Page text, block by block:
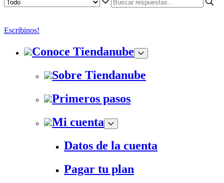
Escribinos!
Conoce Tiendanube
Sobre Tiendanube
Primeros pasos
Mi cuenta
Datos de la cuenta
Pagar tu plan